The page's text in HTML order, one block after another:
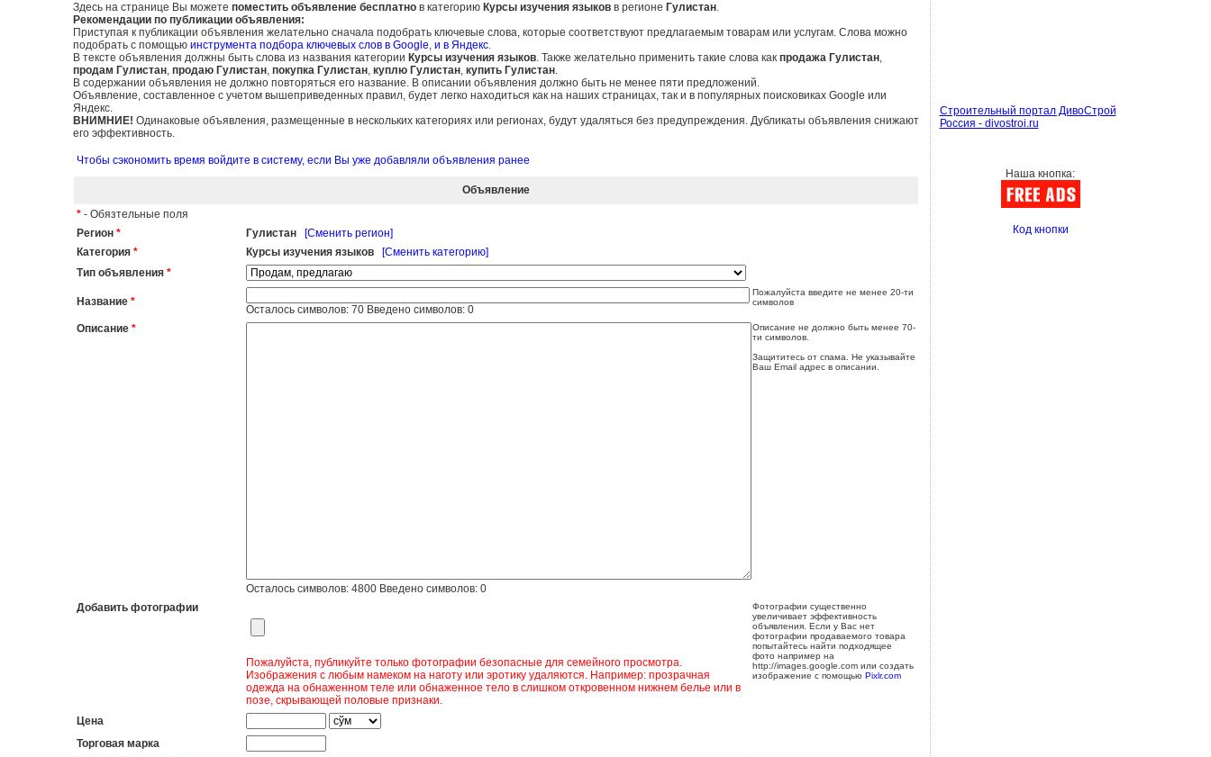
Здесь на странице Вы можете поместить объявление бесплатнов категорию Курсы изучения языковв регионе Гулистан.
Рекомендации по публикации объявления:
Приступая к публикации объявления желательно сначала подобрать ключевые слова, которые соответствуют предлагаемым товарам или услугам. Слова можно
подобрать с помощью инструмента подбора ключевых слов в Google, и в Яндекс.
В тексте объявления должны быть слова из названия категории Курсы изучения языков. Также желательно применить такие слова как продажа Гулистан,
продам Гулистан, продаю Гулистан, покупка Гулистан, куплю Гулистан, купить Гулистан.
В содержании объявления не должно повторяться его название. В описании объявления должно быть не менее пяти предложений.
Объявление, составленное с учетом вышеприведенных правил, будет легко находиться как на наших страницах, так и в популярных поисковиках Google или
Яндекс.
ВНИМНИЕ! Одинаковые объявления, размещенные в нескольких категориях или регионах, будут удаляться без предупреждения. Дубликаты объявления снижают
его эффективность.
Чтобы сэкономить время войдите в систему, если Вы уже добавляли объявления ранее
Объявление
*- Обязтельные поля
Регион * Гулистан
[Сменить регион]
Категория * Курсы изучения языков
[Сменить категорию]
Тип объявления *
Название *
Осталось символов: 70Введено символов: 0
Пожалуйста введите не менее 20-ти
символов
Описание *
Осталось символов: 4800Введено символов: 0
Описание не должно быть менее 70-
ти символов.
Защититесь от спама. Не указывайте
Ваш Email адрес в описании.
Добавить фотографии
Пожалуйста, публикуйте только фотографии безопасные для семейного просмотра.
Изображения с любым намеком на наготу или эротику удаляются. Например: прозрачная
одежда на обнаженном теле или обнаженное тело в слишком откровенном нижнем белье или в
позе, скрывающей половые признаки.
Фотографии существенно
увеличивает эффективность
объявления. Если у Вас нет
фотографии продаваемого товара
попытайтесь найти подходящее
фото например на
http://images.google.com или создать
изображение с помощью Pixlr.com
Цена
Торговая марка
Строительный портал ДивоСтрой
Россия - divostroi.ru
Наша кнопка:
Код кнопки